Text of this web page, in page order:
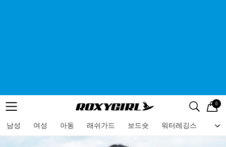
메뉴 검색
로고 0
남성 여성 아동 래쉬가드 보드숏 워터레깅스 비
메뉴